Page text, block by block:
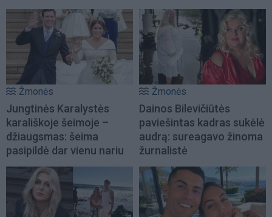
Žmonės
Jungtinės Karalystės
karališkoje šeimoje –
džiaugsmas: šeima
pasipildė dar vienu nariu
Žmonės
Dainos Bilevičiūtės
paviešintas kadras sukėlė
audrą: sureagavo žinoma
žurnalistė